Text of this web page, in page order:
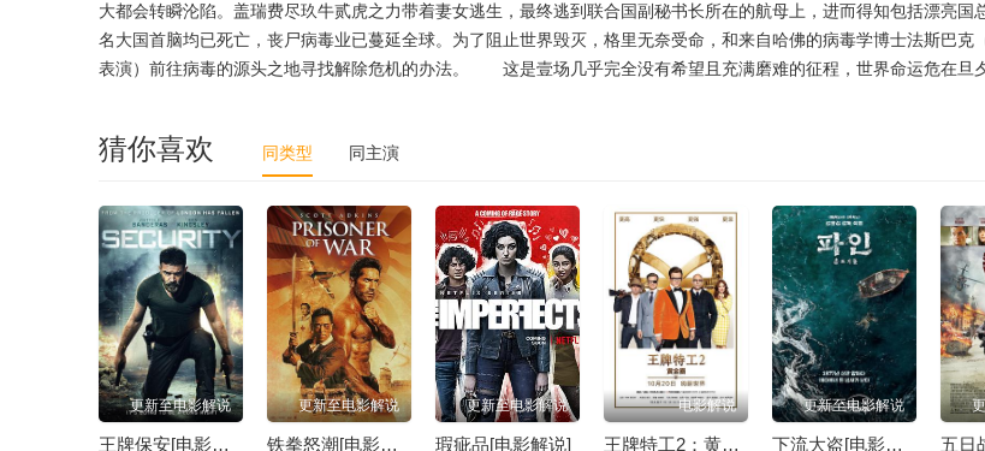
大都会转瞬沦陷。盖瑞费尽玖牛贰虎之力带着妻女逃生，最终逃到联合国副秘书长所在的航母上，进而得知包括漂亮国
名大国首脑均已死亡，丧尸病毒业已蔓延全球。为了阻止世界毁灭，格里无奈受命，和来自哈佛的病毒学博士法斯巴克
表演）前往病毒的源头之地寻找解除危机的办法。 这是壹场几乎完全没有希望且充满磨难的征程，世界命运危在旦
猜你喜欢 同类型 同主演
更新至电影解说
王牌保安[电影解说]
更新至电影解说
铁拳怒潮[电影解说]
更新至电影解说
瑕疵品[电影解说]
电影解说
王牌特工2：黄金圈[电影解说]
更新至电影解说
下流大盗[电影解说]